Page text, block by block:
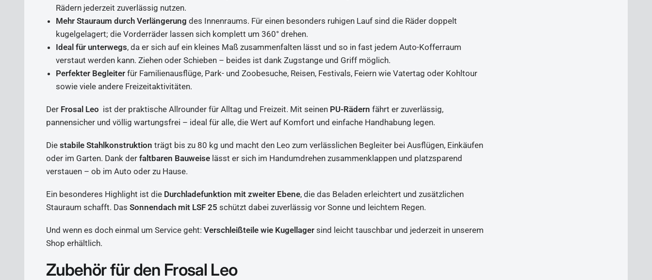
Rädern jederzeit zuverlässig nutzen.
Mehr Stauraum durch Verlängerung des Innenraums. Für einen besonders ruhigen Lauf sind die Räder doppelt
kugelgelagert; die Vorderräder lassen sich komplett um 360° drehen.
Ideal für unterwegs, da er sich auf ein kleines Maß zusammenfalten lässt und so in fast jedem Auto-Kofferraum
verstaut werden kann. Ziehen oder Schieben – beides ist dank Zugstange und Griff möglich.
Perfekter Begleiter für Familienausflüge, Park- und Zoobesuche, Reisen, Festivals, Feiern wie Vatertag oder Kohltour
sowie viele andere Freizeitaktivitäten.
Der Frosal Leo ist der praktische Allrounder für Alltag und Freizeit. Mit seinen PU-Rädern fährt er zuverlässig,
pannensicher und völlig wartungsfrei – ideal für alle, die Wert auf Komfort und einfache Handhabung legen.
Diestabile Stahlkonstruktion trägt bis zu 80 kg und macht den Leo zum verlässlichen Begleiter bei Ausflügen, Einkäufen
oder im Garten. Dank derfaltbaren Bauweise lässt er sich im Handumdrehen zusammenklappen und platzsparend
verstauen – ob im Auto oder zu Hause.
Ein besonderes Highlight ist die Durchladefunktion mit zweiter Ebene, die das Beladen erleichtert und zusätzlichen
Stauraum schafft. DasSonnendach mit LSF 25 schützt dabei zuverlässig vor Sonne und leichtem Regen.
Und wenn es doch einmal um Service geht:Verschleißteile wie Kugellager sind leicht tauschbar und jederzeit in unserem
Shop erhältlich.
Zubehör für den Frosal Leo